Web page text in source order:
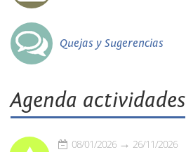
Quejas y Sugerencias
Agenda actividades
08/01/2026 26/11/2026